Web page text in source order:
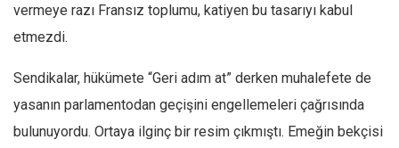
vermeye razı Fransız toplumu, katiyen bu tasarıyı kabul
etmezdi.
Sendikalar, hükümete “Geri adım at” derken muhalefete de
yasanın parlamentodan geçişini engellemeleri çağrısında
bulunuyordu. Ortaya ilginç bir resim çıkmıştı. Emeğin bekçisi